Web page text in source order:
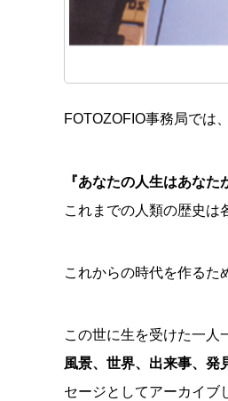
FOTOZOFIO事務局では
『あなたの人生はあなた
これまでの人類の歴史は
これからの時代を作るた
この世に生を受けた一人
風景、世界、出来事、発
セージとしてアーカイブ